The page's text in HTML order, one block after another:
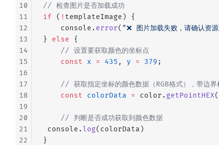
// 检查图片是否加载成功
if ( ! templateImage) {
    console.
error( "❌ 图片加载失败，请确认资
} else {
    // 设置要获取颜色的坐标点
    const
x = 435 , y = 379 ;
// 获取指定坐标的颜色数据（RGB格式），带边界
    const
colorData = color. getPointHEX
    // 判断是否成功获取到颜色数据
console.log(colorData)
}
10
11
12
13
14
15
16
17
18
19
20
21
22